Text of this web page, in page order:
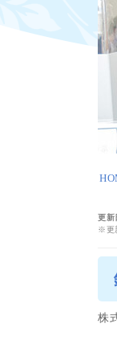
更新
※更
株